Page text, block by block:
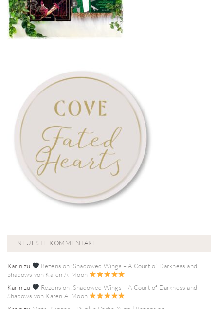
NEUESTE KOMMENTARE
Karinzu
Rezension: Shadowed Wings – A Court of Darkness and
Shadows von Karen A. Moon
Karinzu
Rezension: Shadowed Wings – A Court of Darkness and
Shadows von Karen A. Moon